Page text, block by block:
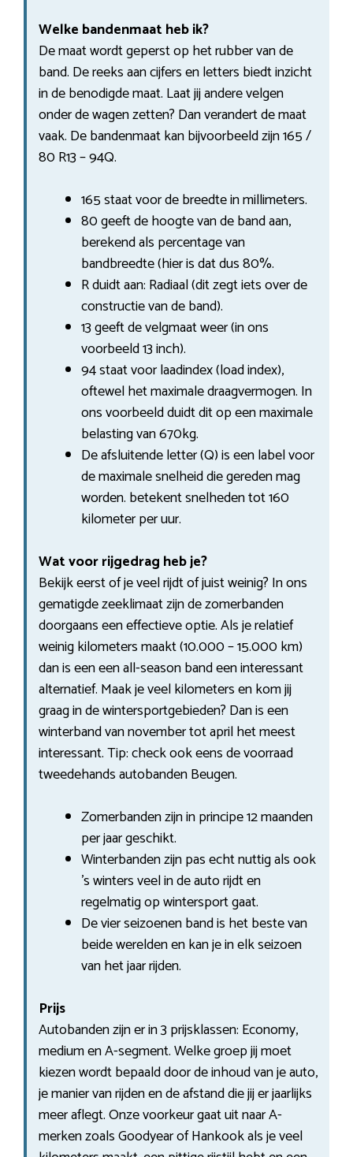
Welke bandenmaat heb ik?
De maat wordt geperst op het rubber van de
band. De reeks aan cijfers en letters biedt inzicht
in de benodigde maat. Laat jij andere velgen
onder de wagen zetten? Dan verandert de maat
vaak. De bandenmaat kan bijvoorbeeld zijn 165 /
80 R13 – 94Q.
165 staat voor de breedte in millimeters.
80 geeft de hoogte van de band aan,
berekend als percentage van
bandbreedte (hier is dat dus 80%.
R duidt aan: Radiaal (dit zegt iets over de
constructie van de band).
13 geeft de velgmaat weer (in ons
voorbeeld 13 inch).
94 staat voor laadindex (load index),
oftewel het maximale draagvermogen. In
ons voorbeeld duidt dit op een maximale
belasting van 670kg.
De afsluitende letter (Q) is een label voor
de maximale snelheid die gereden mag
worden. betekent snelheden tot 160
kilometer per uur.
Wat voor rijgedrag heb je?
Bekijk eerst of je veel rijdt of juist weinig? In ons
gematigde zeeklimaat zijn de zomerbanden
doorgaans een effectieve optie. Als je relatief
weinig kilometers maakt (10.000 – 15.000 km)
dan is een een all-season band een interessant
alternatief. Maak je veel kilometers en kom jij
graag in de wintersportgebieden? Dan is een
winterband van november tot april het meest
interessant. Tip: check ook eens de voorraad
tweedehands autobanden Beugen.
Zomerbanden zijn in principe 12 maanden
per jaar geschikt.
Winterbanden zijn pas echt nuttig als ook
’s winters veel in de auto rijdt en
regelmatig op wintersport gaat.
De vier seizoenen band is het beste van
beide werelden en kan je in elk seizoen
van het jaar rijden.
Prijs
Autobanden zijn er in 3 prijsklassen: Economy,
medium en A-segment. Welke groep jij moet
kiezen wordt bepaald door de inhoud van je auto,
je manier van rijden en de afstand die jij er jaarlijks
meer aflegt. Onze voorkeur gaat uit naar A-
merken zoals Goodyear of Hankook als je veel